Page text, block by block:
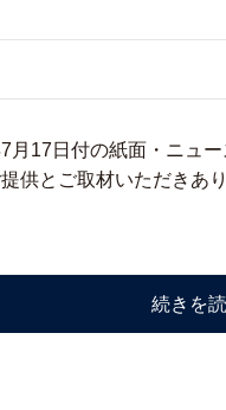
17日付の紙面・ニュ
供とご取材いただきあ
続きを